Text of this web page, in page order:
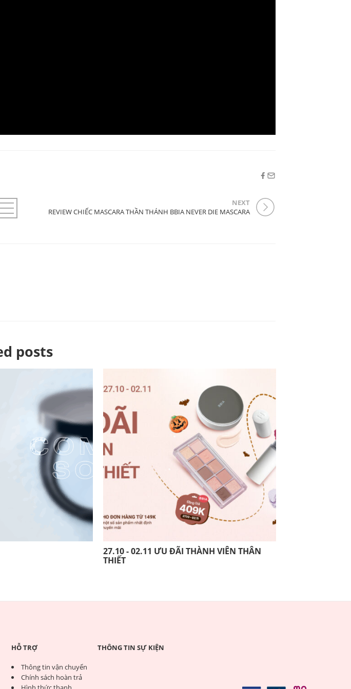
NEXT
REVIEW CHIẾC MASCARA THẦN THÁNH BBIA NEVER DIE MASCARA
posts
27.10 - 02.11 ƯU ĐÃI THÀNH VIÊN THÂN
THIẾT
HỖ TRỢ
Thông tin vận chuyển
Chính sách hoàn trả
THÔNG TIN SỰ KIỆN